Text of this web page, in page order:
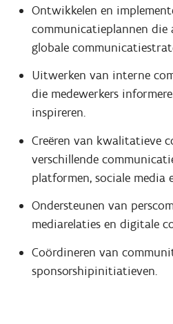
Ontwikkelen en
communicatieplannen die
globale
Uitwerken van interne
die medewerkers
inspireren.
Creëren van kwalitatieve
verschillende
platformen, sociale media
Ondersteunen van
mediarelaties en digitale
Coördineren van
sponsorshipinitiatieven.